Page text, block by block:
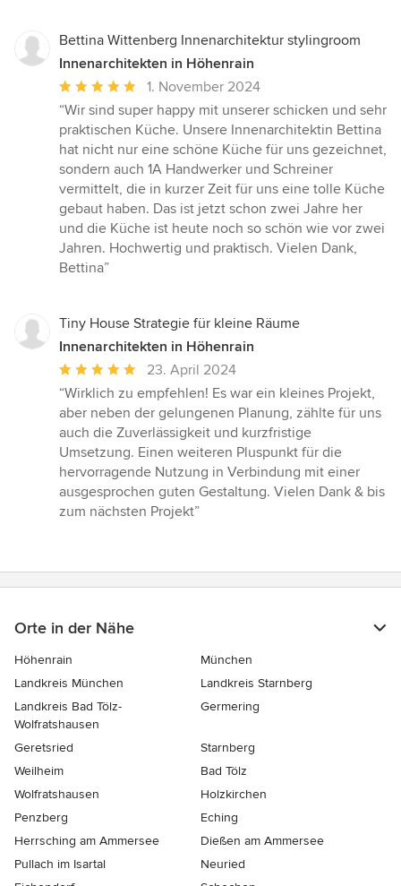
Bettina Wittenberg Innenarchitektur stylingroom
Innenarchitekten in Höhenrain
Durchschnittliche
Bewertung:
5
von
5
Sternen
1. November 2024
“Wir sind super happy mit unserer schicken und sehr
praktischen Küche. Unsere Innenarchitektin Bettina
hat nicht nur eine schöne Küche für uns gezeichnet,
sondern auch 1A Handwerker und Schreiner
vermittelt, die in kurzer Zeit für uns eine tolle Küche
gebaut haben. Das ist jetzt schon zwei Jahre her
und die Küche ist heute noch so schön wie vor zwei
Jahren. Hochwertig und praktisch. Vielen Dank,
Bettina”
Tiny House Strategie für kleine Räume
Innenarchitekten in Höhenrain
Durchschnittliche
Bewertung:
5
von
5
Sternen
23. April 2024
“Wirklich zu empfehlen! Es war ein kleines Projekt,
aber neben der gelungenen Planung, zählte für uns
auch die Zuverlässigkeit und kurzfristige
Umsetzung. Einen weiteren Pluspunkt für die
hervorragende Nutzung in Verbindung mit einer
ausgesprochen guten Gestaltung. Vielen Dank & bis
zum nächsten Projekt”
Orte in der Nähe
Höhenrain
München
Landkreis München
Landkreis Starnberg
Landkreis Bad Tölz-
Wolfratshausen
Germering
Geretsried
Starnberg
Weilheim
Bad Tölz
Wolfratshausen
Holzkirchen
Penzberg
Eching
Herrsching am Ammersee
Dießen am Ammersee
Pullach im Isartal
Neuried